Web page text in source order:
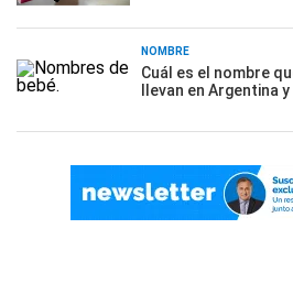
NOMBRE
Cuál es el nombre
llevan en Argentina